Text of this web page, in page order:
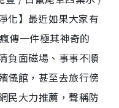
化】最近如果大家有
傳一件極其神奇的
負面磁場、事事不順
儀館，甚至去旅行傍
民大力推薦，聲稱防